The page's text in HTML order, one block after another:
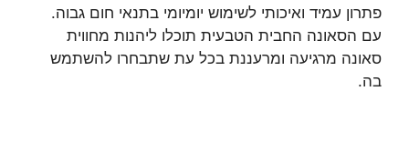
פתרון עמיד ואיכותי לשימוש יומיומי בתנאי חום גבוה.
עם הסאונה החבית הטבעית תוכלו ליהנות מחווית
סאונה מרגיעה ומרעננת בכל עת שתבחרו להשתמש
בה.